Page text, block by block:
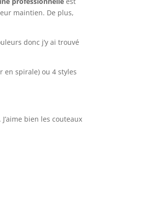
maintien. De plus,
donc j’y ai trouvé
en spirale) ou 4 styles
bien les couteaux